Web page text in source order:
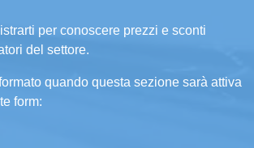
per conoscere prezzi e sconti
del settore.
quando questa sezione sarà attiva
form: